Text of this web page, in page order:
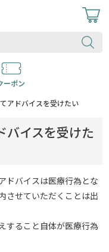
ーポン
アドバイスを受けたい
バイスを受けた
ドバイスは医療行為とな
させていただくことは出
すること自体が医療行為